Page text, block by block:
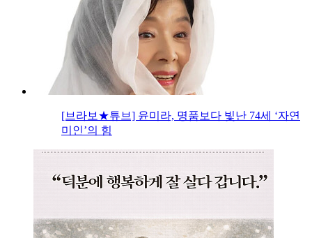
[브라보★튜브] 윤미라, 명품보다 빛난 74세 ‘자연
미인’의 힘